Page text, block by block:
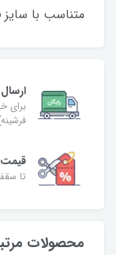
متناسب با
تا سقف ۱۰%
محصولات